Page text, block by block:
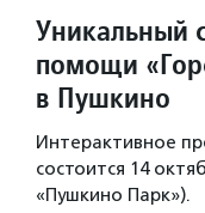
Уникальный
помощи
в Пушкино
Интерактивное
состоится 14
«Пушкино Парк»).